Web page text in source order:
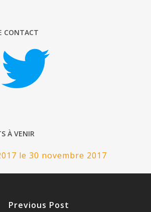
CONTACT
À VENIR
le 30 novembre 2017
Previous Post